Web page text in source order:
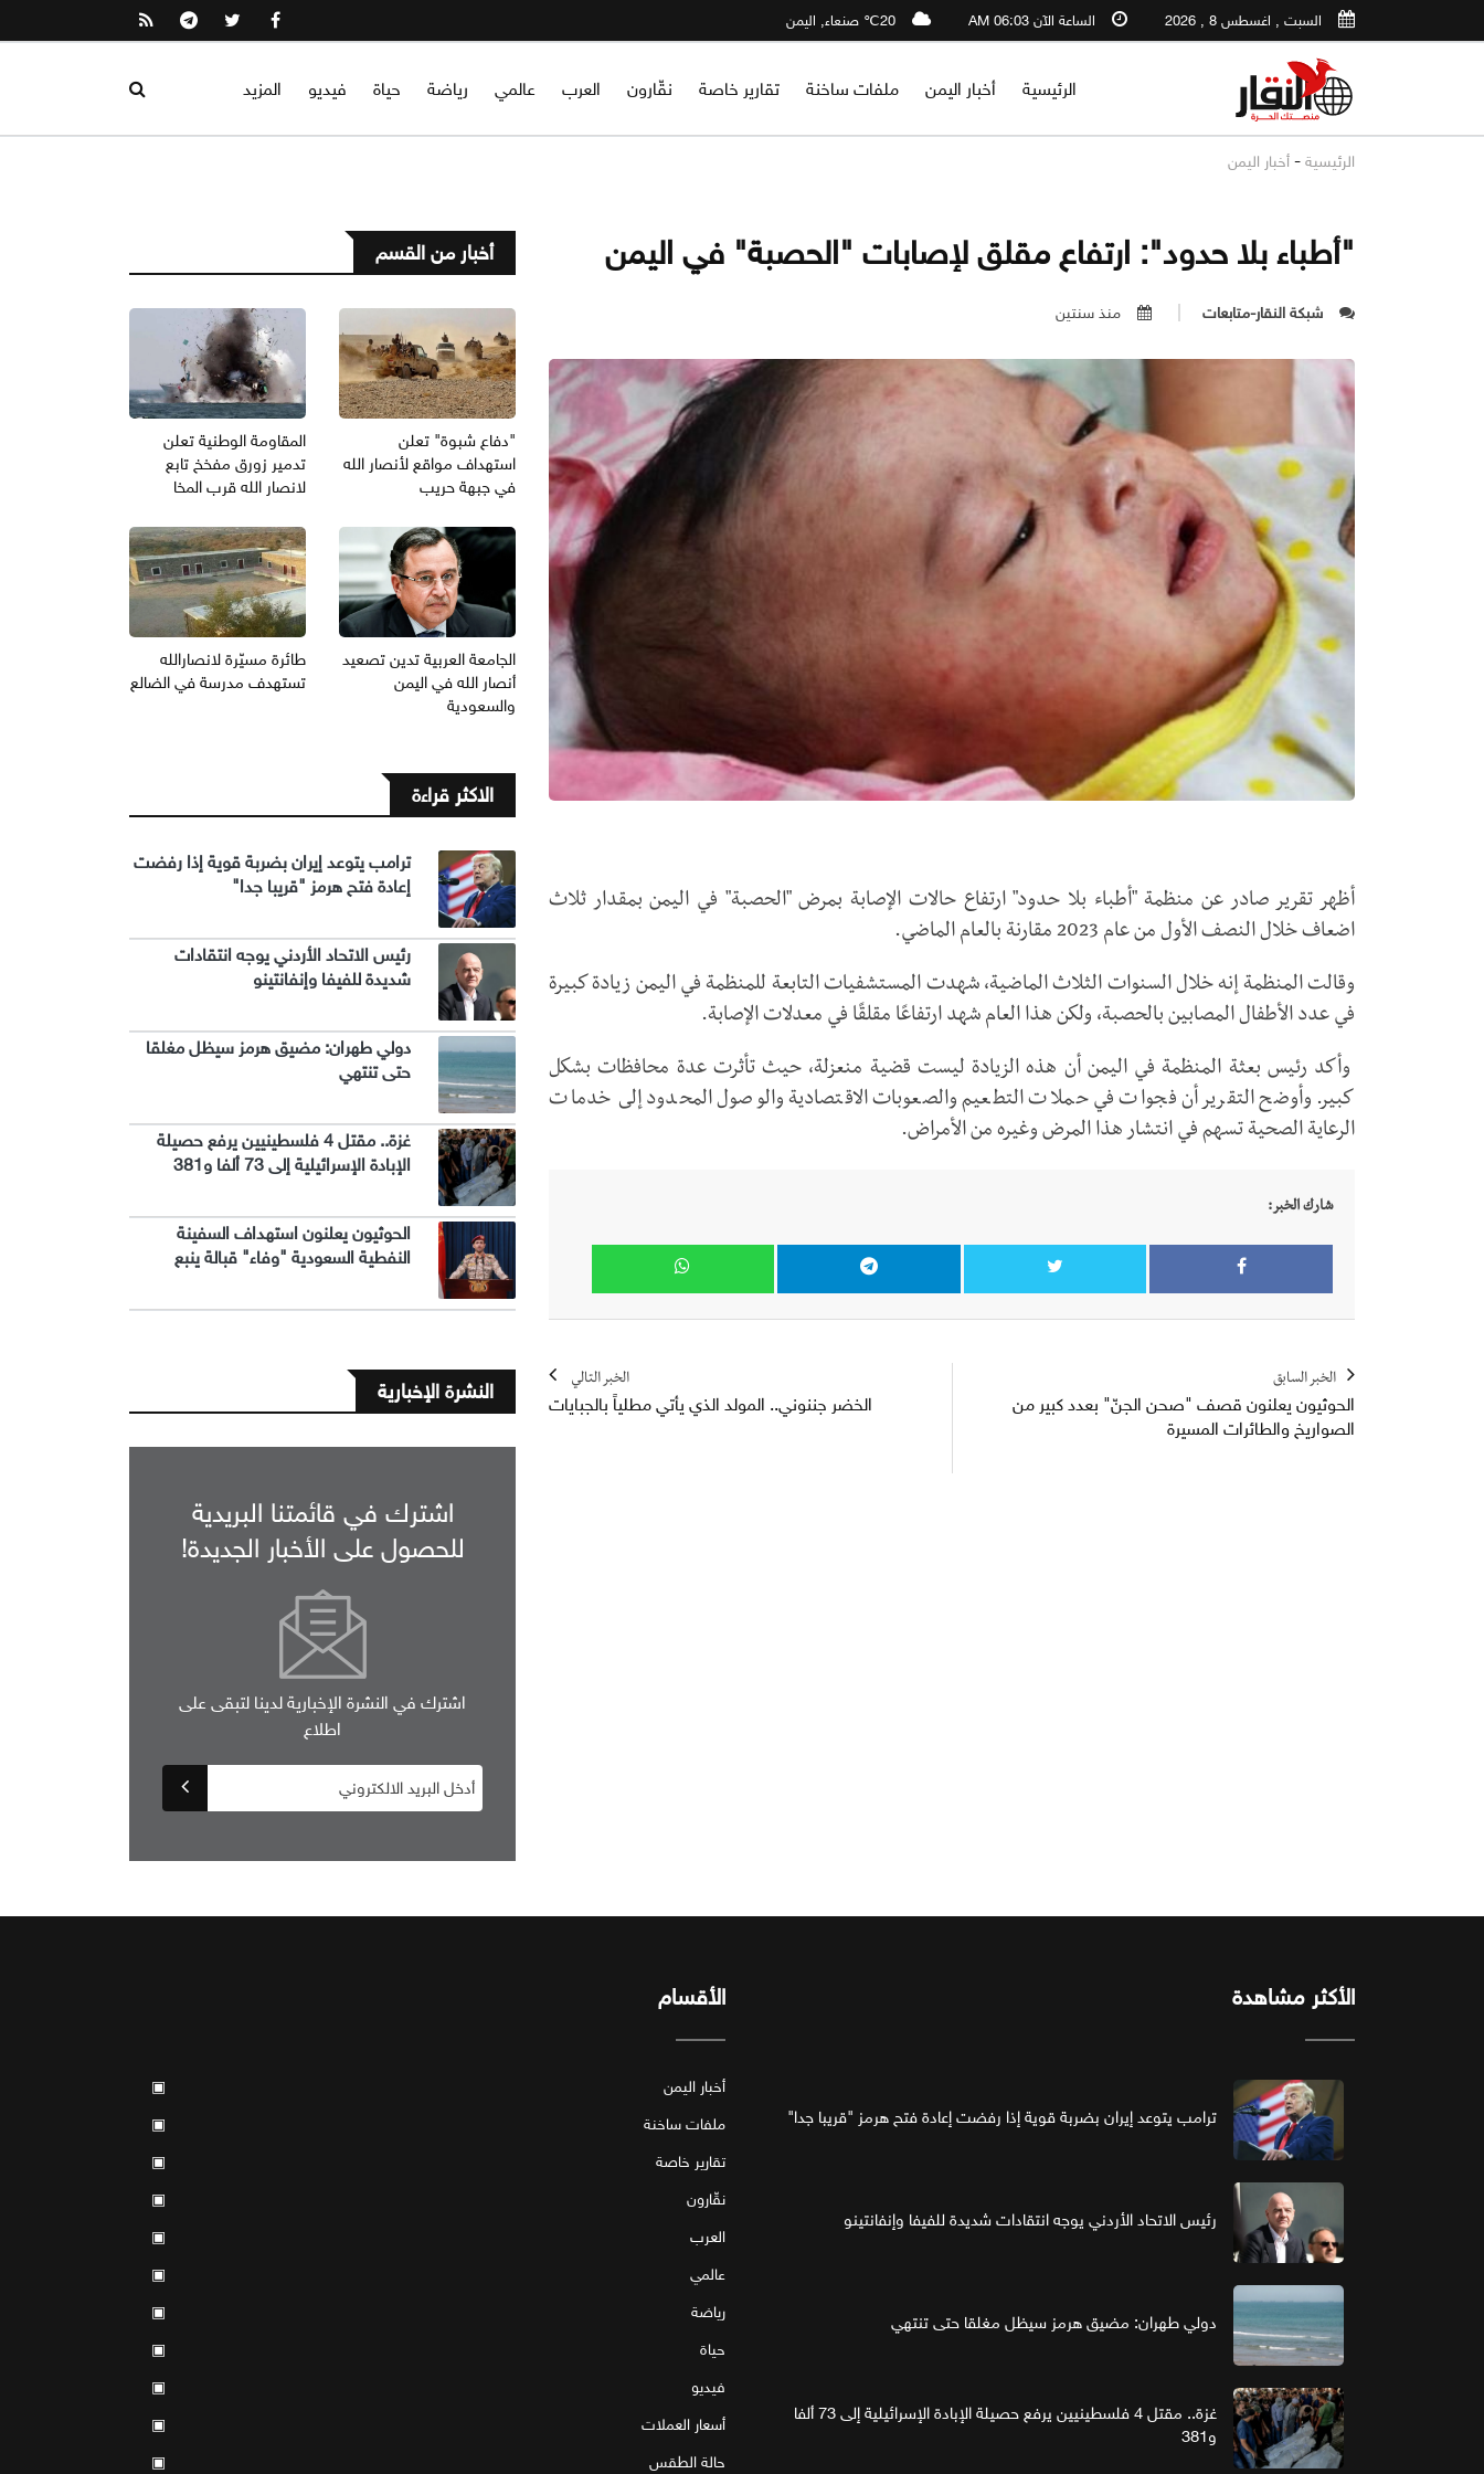
السبت , اغسطس 8 , 2026 الساعة الآن 06:03 AM 20℃ صنعاء, اليمن
الرئيسية أخبار اليمن ملفات ساخنة تقارير خاصة نقّارون العرب عالمي رياضة حياة فيديو المزيد
الرئيسية - أخبار اليمن
"أطباء بلا حدود": ارتفاع مقلق لإصابات "الحصبة" في اليمن
شبكة النقار-متابعات منذ سنتين
أظهر تقرير صادر عن منظمة "أطباء بلا حدود" ارتفاع حالات الإصابة بمرض "الحصبة" في اليمن بمقدار ثلاث
اضعاف خلال النصف الأول من عام 2023 مقارنة بالعام الماضي.
وقالت المنظمة إنه خلال السنوات الثلاث الماضية، شهدت المستشفيات التابعة للمنظمة في اليمن زيادة كبيرة
في عدد الأطفال المصابين بالحصبة، ولكن هذا العام شهد ارتفاعًا مقلقًا في معدلات الإصابة.
وأكد رئيس بعثة المنظمة في اليمن أن هذه الزيادة ليست قضية منعزلة، حيث تأثرت عدة محافظات بشكل
كبير. وأوضح التقرير أن فجوات في حملات التطعيم والصعوبات الاقتصادية والوصول المحدود إلى خدمات
الرعاية الصحية تسهم في انتشار هذا المرض وغيره من الأمراض.
شارك الخبر:
الخبر السابق
الحوثيون يعلنون قصف "صحن الجنّ" بعدد كبير من
الصواريخ والطائرات المسيرة
الخبر التالي
الخضر جننوني.. المولد الذي يأتي مطلياً بالجبايات
أخبار من القسم
"دفاع شبوة" تعلن
استهداف مواقع لأنصار الله
في جبهة حريب
المقاومة الوطنية تعلن
تدمير زورق مفخخ تابع
لانصار الله قرب المخا
الجامعة العربية تدين تصعيد
أنصار الله في اليمن
والسعودية
طائرة مسيّرة لانصارالله
تستهدف مدرسة في الضالع
الاكثر قراءة
ترامب يتوعد إيران بضربة قوية إذا رفضت
إعادة فتح هرمز "قريبا جدا"
رئيس الاتحاد الأردني يوجه انتقادات
شديدة للفيفا وإنفانتينو
دولي طهران: مضيق هرمز سيظل مغلقا
حتى تنتهي
غزة.. مقتل 4 فلسطينيين يرفع حصيلة
الإبادة الإسرائيلية إلى 73 ألفا و381
الحوثيون يعلنون استهداف السفينة
النفطية السعودية "وفاء" قبالة ينبع
النشرة الإخبارية
اشترك في قائمتنا البريدية
للحصول على الأخبار الجديدة!
اشترك في النشرة الإخبارية لدينا لتبقى على
اطلاع
الأكثر مشاهدة
ترامب يتوعد إيران بضربة قوية إذا رفضت إعادة فتح هرمز "قريبا جدا"
رئيس الاتحاد الأردني يوجه انتقادات شديدة للفيفا وإنفانتينو
دولي طهران: مضيق هرمز سيظل مغلقا حتى تنتهي
غزة.. مقتل 4 فلسطينيين يرفع حصيلة الإبادة الإسرائيلية إلى 73 ألفا
و381
الأقسام
أخبار اليمن
▣
ملفات ساخنة
▣
تقارير خاصة
▣
نقّارون
▣
العرب
▣
عالمي
▣
رياضة
▣
حياة
▣
فيديو
▣
أسعار العملات
▣
حالة الطقس
▣